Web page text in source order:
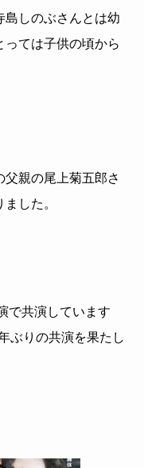
島しのぶさんとは幼
っては子供の頃から
親の尾上菊五郎さ
した。
で共演しています
ぶりの共演を果たし